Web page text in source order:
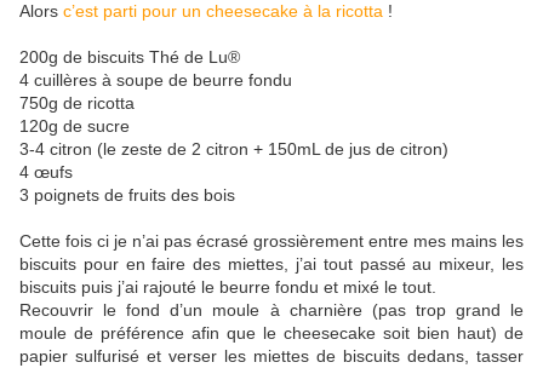
Alors c’est parti pour un cheesecake à la ricotta !
200g de biscuits Thé de Lu®
4 cuillères à soupe de beurre fondu
750g de ricotta
120g de sucre
3-4 citron (le zeste de 2 citron + 150mL de jus de citron)
4 œufs
3 poignets de fruits des bois
Cette fois ci je n’ai pas écrasé grossièrement entre mes mains les
biscuits pour en faire des miettes, j’ai tout passé au mixeur, les
biscuits puis j’ai rajouté le beurre fondu et mixé le tout.
Recouvrir le fond d’un moule à charnière (pas trop grand le
moule de préférence afin que le cheesecake soit bien haut) de
papier sulfurisé et verser les miettes de biscuits dedans, tasser